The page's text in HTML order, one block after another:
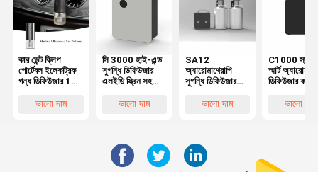
কার ভেন্ট ক্লিপ
পোর্টেবল ইলেকট্রিক
গন্ধ ডিফিউজার 12
FCC সার্টিফাইড
ভালো দাম
সি 3000 হাই-এন্ড
সুগন্ধি ডিফিউজার
এলইডি স্ক্রিন সহ
এয়ার ডিফিউজার
ভালো দাম
SA12
অ্যারোমাথেরাপি
সুগন্ধি ডিফিউজার
প্রয়োজনীয় তেল
ভালো দাম
C1000 স্কয়ার
স্মার্ট অ্যারোমা
ডিফিউজার কম
এলাকা এয়ার
ভালো দাম